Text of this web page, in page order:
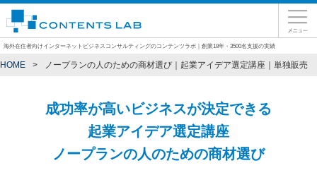
海外在住者向けインターネットビジネスコンサルティングのコンテンツラボ｜創業18年・3500名支援の実績
HOME ノープランの人のための商材選び｜起業アイデア選定講座｜単独販売
成功率が高いビジネスが決定できる
起業アイデア選定講座
ノープランの人のための商材選び